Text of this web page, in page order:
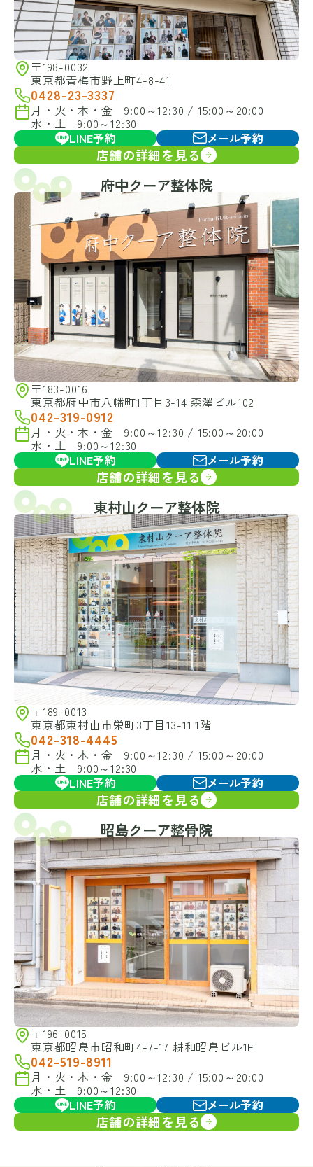
〒198-0032
東京都青梅市野上町4-8-41
0428-23-3337
月・火・木・金 9:00～12:30 / 15:00～20:00
水・土 9:00～12:30
LINE予約
メール予約
店舗の詳細を見る
府中クーア整体院
〒183-0016
東京都府中市八幡町1丁目3-14 森澤ビル102
042-319-0912
月・火・木・金 9:00～12:30 / 15:00～20:00
水・土 9:00～12:30
LINE予約
メール予約
店舗の詳細を見る
東村山クーア整体院
〒189-0013
東京都東村山市栄町3丁目13-11 1階
042-318-4445
月・火・木・金 9:00～12:30 / 15:00～20:00
水・土 9:00～12:30
LINE予約
メール予約
店舗の詳細を見る
昭島クーア整骨院
〒196-0015
東京都昭島市昭和町4-7-17 耕和昭島ビル1F
042-519-8911
月・火・木・金 9:00～12:30 / 15:00～20:00
水・土 9:00～12:30
LINE予約
メール予約
店舗の詳細を見る